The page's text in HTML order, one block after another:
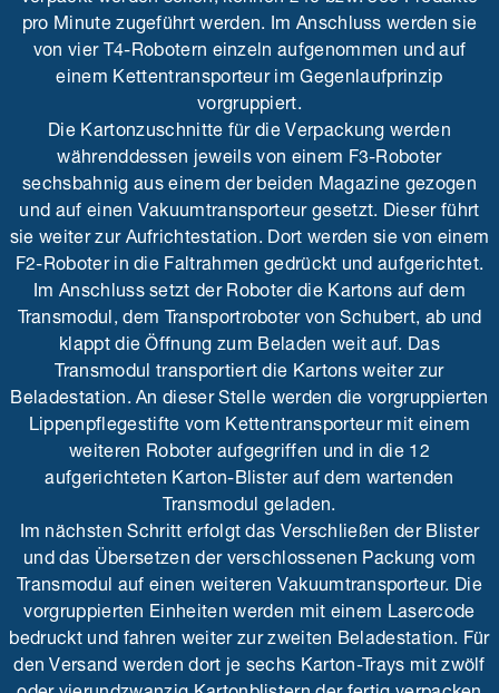
pro Minute zugeführt werden. Im Anschluss werden sie
von vier T4-Robotern einzeln aufgenommen und auf
einem Kettentransporteur im Gegenlaufprinzip
vorgruppiert.
Die Kartonzuschnitte für die Verpackung werden
währenddessen jeweils von einem F3-Roboter
sechsbahnig aus einem der beiden Magazine gezogen
und auf einen Vakuumtransporteur gesetzt. Dieser führt
sie weiter zur Aufrichtestation. Dort werden sie von einem
F2-Roboter in die Faltrahmen gedrückt und aufgerichtet.
Im Anschluss setzt der Roboter die Kartons auf dem
Transmodul, dem Transportroboter von Schubert, ab und
klappt die Öffnung zum Beladen weit auf. Das
Transmodul transportiert die Kartons weiter zur
Beladestation. An dieser Stelle werden die vorgruppierten
Lippenpflegestifte vom Kettentransporteur mit einem
weiteren Roboter aufgegriffen und in die 12
aufgerichteten Karton-Blister auf dem wartenden
Transmodul geladen.
Im nächsten Schritt erfolgt das Verschließen der Blister
und das Übersetzen der verschlossenen Packung vom
Transmodul auf einen weiteren Vakuumtransporteur. Die
vorgruppierten Einheiten werden mit einem Lasercode
bedruckt und fahren weiter zur zweiten Beladestation. Für
den Versand werden dort je sechs Karton-Trays mit zwölf